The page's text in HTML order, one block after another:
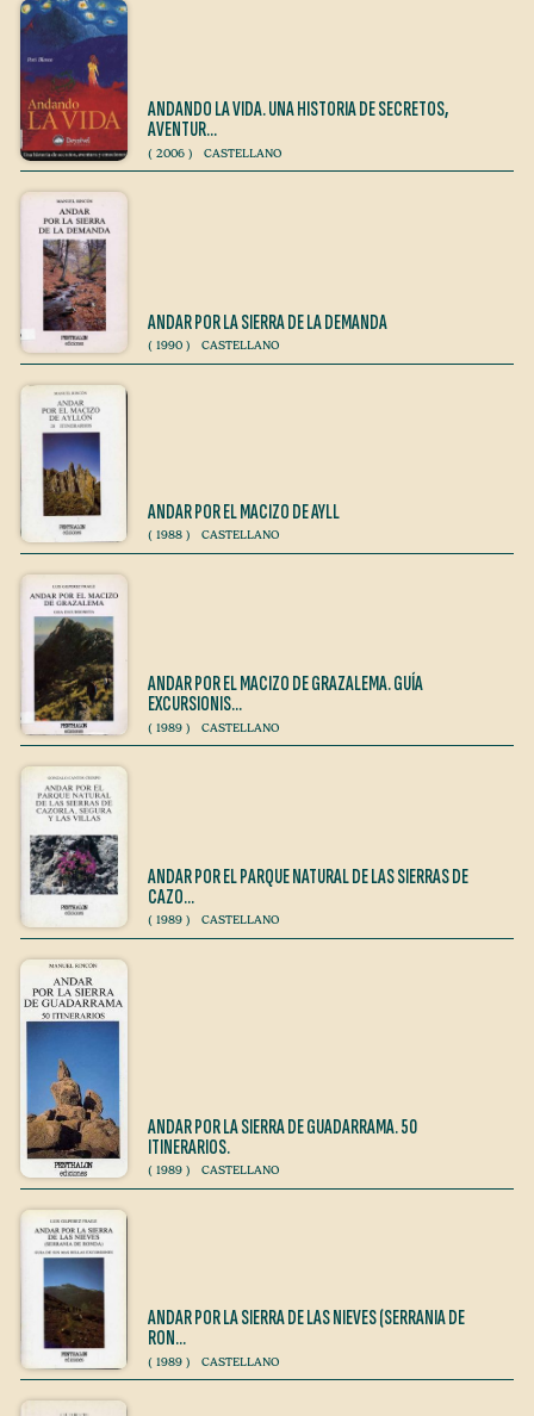
ANDANDO LA VIDA. UNA HISTORIA DE SECRETOS,
AVENTUR…
( 2006 ) CASTELLANO
ANDAR POR LA SIERRA DE LA DEMANDA
( 1990 ) CASTELLANO
ANDAR POR EL MACIZO DE AYLL
( 1988 ) CASTELLANO
ANDAR POR EL MACIZO DE GRAZALEMA. GUÍA
EXCURSIONIS…
( 1989 ) CASTELLANO
ANDAR POR EL PARQUE NATURAL DE LAS SIERRAS DE
CAZO…
( 1989 ) CASTELLANO
ANDAR POR LA SIERRA DE GUADARRAMA. 50
ITINERARIOS.
( 1989 ) CASTELLANO
ANDAR POR LA SIERRA DE LAS NIEVES (SERRANIA DE
RON…
( 1989 ) CASTELLANO